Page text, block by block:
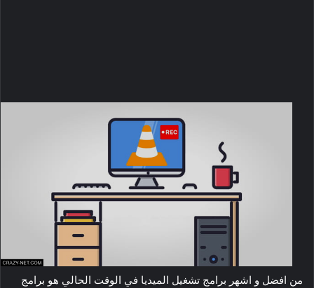
من افضل و اشهر برامج تشغيل الميديا في الوقت الحالي هو برامج